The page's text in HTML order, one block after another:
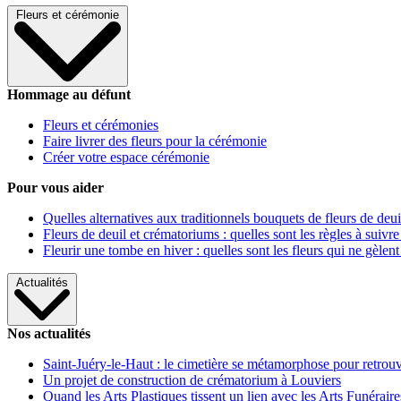
Fleurs et cérémonie
Hommage au défunt
Fleurs et cérémonies
Faire livrer des fleurs pour la cérémonie
Créer votre espace cérémonie
Pour vous aider
Quelles alternatives aux traditionnels bouquets de fleurs de
Fleurs de deuil et crématoriums : quelles sont les règles à
Fleurir une tombe en hiver : quelles sont les fleurs qui ne gèlent
Actualités
Nos actualités
Saint-Juéry-le-Haut : le cimetière se métamorphose pour
Un projet de construction de crématorium à Louviers
Quand les Arts Plastiques tissent un lien avec les Arts